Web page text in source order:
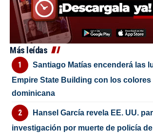
Más leídas
Santiago Matías encenderá las
Empire State Building con los colores
dominicana
Hansel García revela EE. UU.
investigación por muerte de policía de